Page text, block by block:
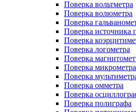
Поверка вольтметра
Поверка волюметра
Поверка
Поверка источника
Поверка
Поверка логометра
Поверка
Поверка микрометра
Поверка
Поверка омметра
Поверка
Поверка полиграфа